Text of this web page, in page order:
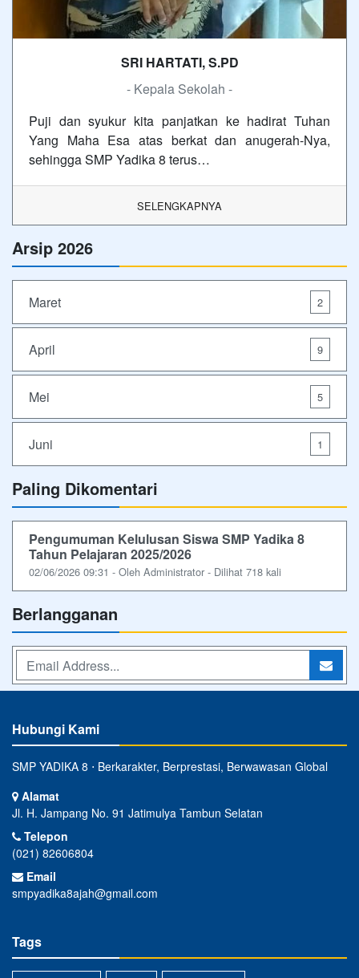
SRI HARTATI, S.PD
- Kepala Sekolah -
Puji dan syukur kita panjatkan ke hadirat Tuhan
Yang Maha Esa atas berkat dan anugerah-Nya,
sehingga SMP Yadika 8 terus…
SELENGKAPNYA
Arsip 2026
Maret 2
April 9
Mei 5
Juni 1
Paling Dikomentari
Pengumuman Kelulusan Siswa SMP Yadika 8
Tahun Pelajaran 2025/2026
02/06/2026 09:31 - Oleh Administrator - Dilihat 718 kali
Berlangganan
Hubungi Kami
SMP YADIKA 8 ⋅ Berkarakter, Berprestasi, Berwawasan Global
Alamat
Jl. H. Jampang No. 91 Jatimulya Tambun Selatan
Telepon
(021) 82606804
Email
smpyadika8ajah@gmail.com
Tags